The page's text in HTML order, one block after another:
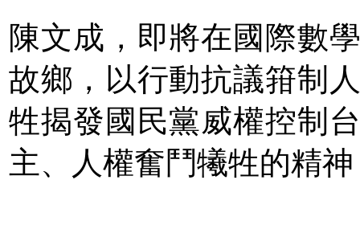
陳文成，即將在國際數
故鄉，以行動抗議箝制
牲揭發國民黨威權控制
主、人權奮鬥犧牲的精